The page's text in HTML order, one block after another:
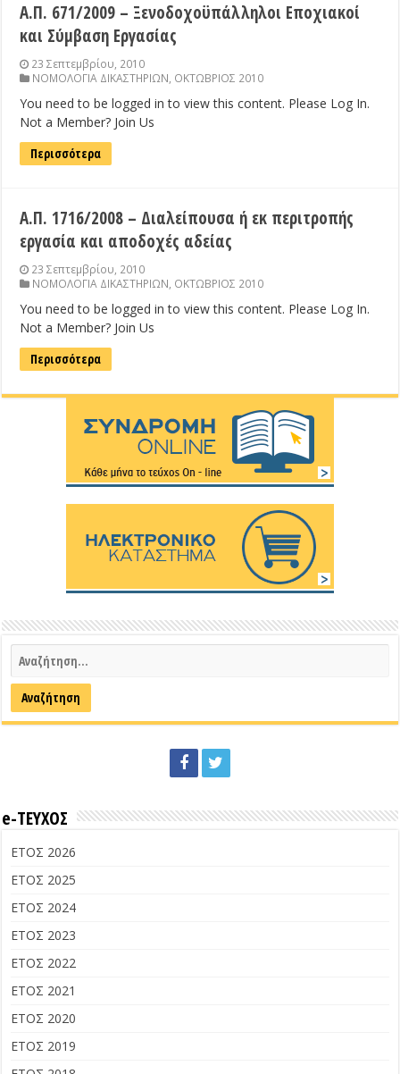
Α.Π. 671/2009 – Ξενοδοχοϋπάλληλοι Εποχιακοί
και Σύμβαση Εργασίας
23 Σεπτεμβρίου, 2010
ΝΟΜΟΛΟΓΙΑ ΔΙΚΑΣΤΗΡΙΩΝ, ΟΚΤΩΒΡΙΟΣ 2010
You need to be logged in to view this content. Please Log In.
Not a Member? Join Us
Περισσότερα
Α.Π. 1716/2008 – Διαλείπουσα ή εκ περιτροπής
εργασία και αποδοχές αδείας
23 Σεπτεμβρίου, 2010
ΝΟΜΟΛΟΓΙΑ ΔΙΚΑΣΤΗΡΙΩΝ, ΟΚΤΩΒΡΙΟΣ 2010
You need to be logged in to view this content. Please Log In.
Not a Member? Join Us
Περισσότερα
e-ΤΕΥΧΟΣ
ΕΤΟΣ 2026
ΕΤΟΣ 2025
ΕΤΟΣ 2024
ΕΤΟΣ 2023
ΕΤΟΣ 2022
ΕΤΟΣ 2021
ΕΤΟΣ 2020
ΕΤΟΣ 2019